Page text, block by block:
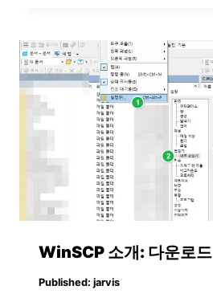
WinSCP 소개: 다운로드
Published: jarvis